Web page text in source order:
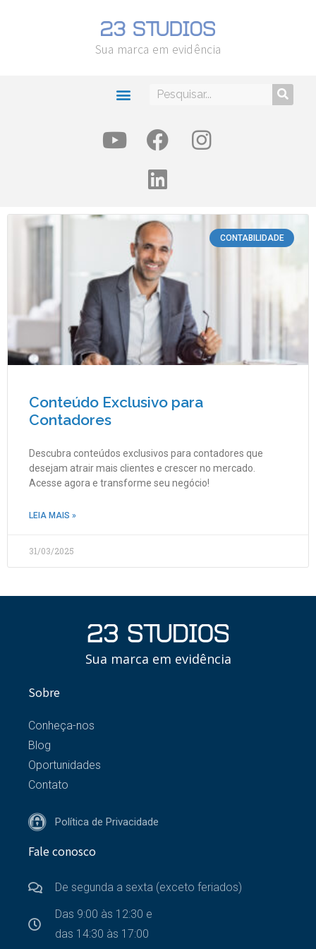
Sua marca em evidência
CONTABILIDADE
Conteúdo Exclusivo para
Contadores
Descubra conteúdos exclusivos para contadores que
desejam atrair mais clientes e crescer no mercado.
Acesse agora e transforme seu negócio!
LEIA MAIS »
31/03/2025
Sua marca em evidência
Sobre
Conheça-nos
Blog
Oportunidades
Contato
Política de Privacidade
Fale conosco
De segunda a sexta (exceto feriados)
Das 9:00 às 12:30 e
das 14:30 às 17:00